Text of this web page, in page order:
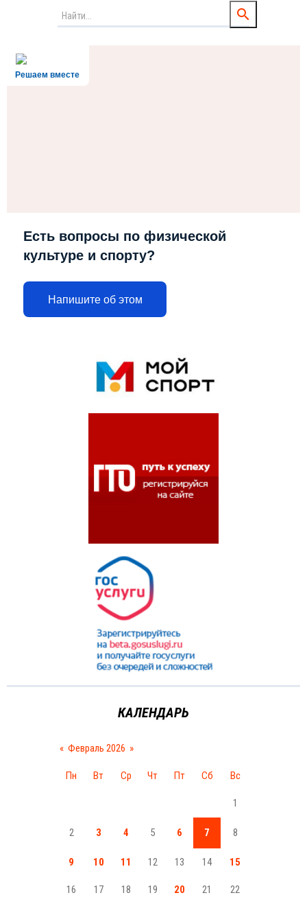
Решаем вместе
Есть вопросы по физической
культуре и спорту?
Напишите об этом
КАЛЕНДАРЬ
« Февраль 2026 »
Пн Вт Ср Чт Пт Сб Вс
1
2 3 4 5 6 7 8
9 10 11 12 13 14 15
16 17 18 19 20 21 22